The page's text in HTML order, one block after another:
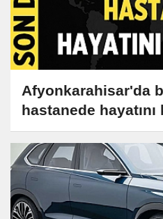
Afyonkarahisar'da
hastanede